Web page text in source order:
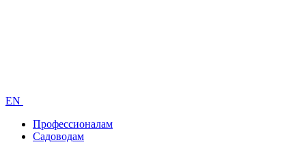
EN
Профессионалам
Садоводам